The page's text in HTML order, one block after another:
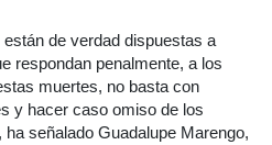
de verdad dispuestas a
respondan penalmente, a los
muertes, no basta con
y hacer caso omiso de los
señalado Guadalupe Marengo,